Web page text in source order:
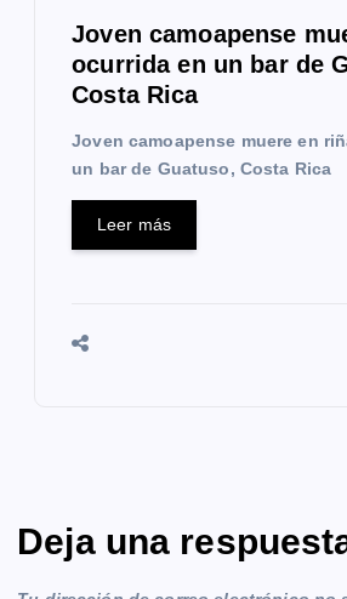
Joven camoapense
ocurrida en un bar de
Costa Rica
Joven camoapense muere en
un bar de Guatuso, Costa Rica
Leer más
Deja una